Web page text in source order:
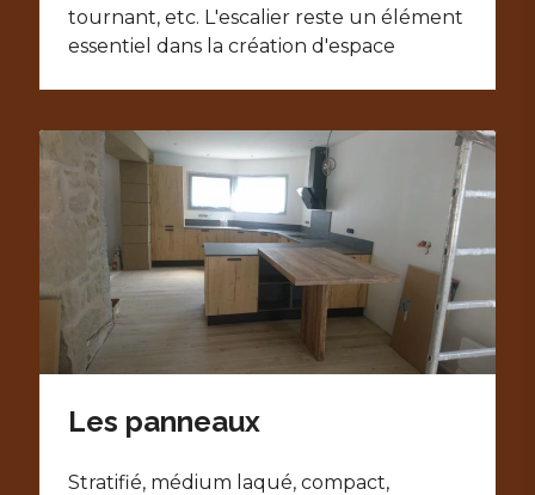
tournant, etc. L'escalier reste un élément
essentiel dans la création d'espace
Les panneaux
Stratifié, médium laqué, compact,